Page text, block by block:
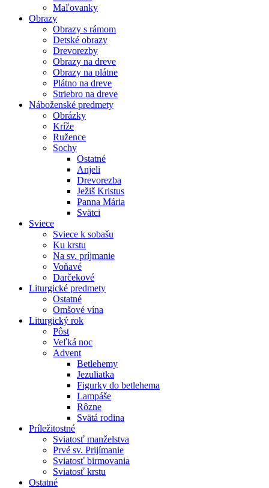
Maľovanky
Obrazy
Obrazy s rámom
Detské obrazy
Drevorezby
Obrazy na dreve
Obrazy na plátne
Plátno na dreve
Striebro na dreve
Náboženské predmety
Obrázky
Kríže
Ružence
Sochy
Ostatné
Anjeli
Drevorezba
Ježiš Kristus
Panna Mária
Svätci
Sviece
Sviece k sobašu
Ku krstu
Na sv. príjmanie
Voňavé
Darčekové
Liturgické predmety
Ostatné
Omšové vína
Liturgický rok
Pôst
Veľká noc
Advent
Betlehemy
Jezuliatka
Figurky do betlehema
Lampáše
Rôzne
Svätá rodina
Príležitostné
Sviatosť manželstva
Prvé sv. Prijímanie
Sviatosť birmovania
Sviatosť krstu
Ostatné